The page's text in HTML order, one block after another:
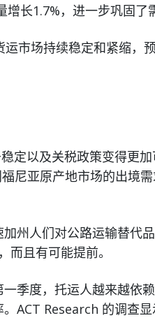
长1.7%，进一步巩固了
市场持续稳定和紧缩，
定以及关税政策变得更
尼亚原产地市场的出境
州人们对公路运输替代
且有可能提前。
季度，托运人越来越依
ACT Research 的调查